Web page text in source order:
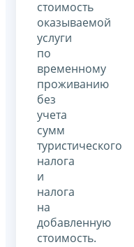
стоимость
оказываемой
услуги
по
временному
проживанию
без
учета
сумм
туристического
налога
и
налога
на
добавленную
стоимость.